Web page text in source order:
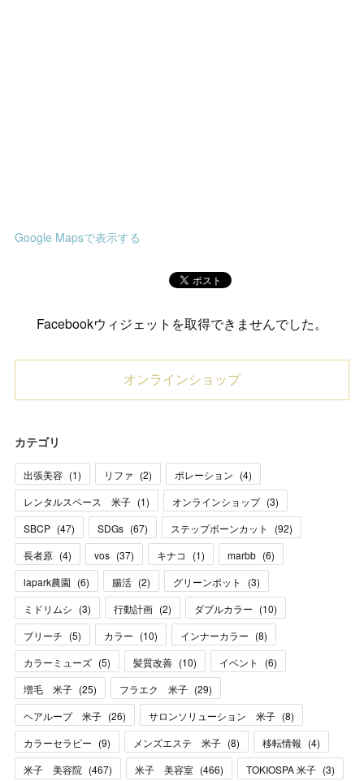
Google Mapsで表示する
Facebookウィジェットを取得できませんでした。
オンラインショップ
カテゴリ
出張美容 (1) リファ (2) ポレーション (4)
レンタルスペース 米子 (1) オンラインショップ (3)
SBCP (47) SDGs (67) ステップボーンカット (92)
長者原 (4) vos (37) キナコ (1) marbb (6)
lapark農園 (6) 腸活 (2) グリーンポット (3)
ミドリムシ (3) 行動計画 (2) ダブルカラー (10)
ブリーチ (5) カラー (10) インナーカラー (8)
カラーミューズ (5) 髪質改善 (10) イベント (6)
増毛 米子 (25) フラエク 米子 (29)
ヘアループ 米子 (26) サロンソリューション 米子 (8)
カラーセラピー (9) メンズエステ 米子 (8) 移転情報 (4)
米子 美容院 (467) 米子 美容室 (466) TOKIOSPA 米子 (3)